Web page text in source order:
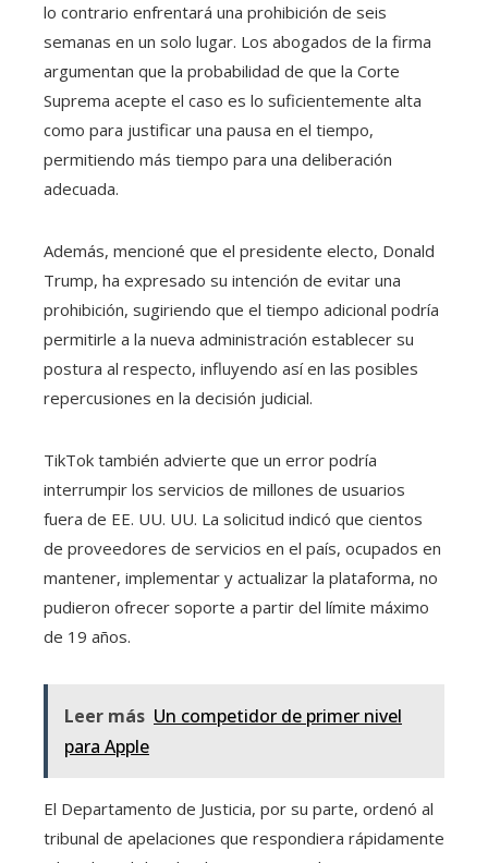
lo contrario enfrentará una prohibición de seis
semanas en un solo lugar. Los abogados de la firma
argumentan que la probabilidad de que la Corte
Suprema acepte el caso es lo suficientemente alta
como para justificar una pausa en el tiempo,
permitiendo más tiempo para una deliberación
adecuada.
Además, mencioné que el presidente electo, Donald
Trump, ha expresado su intención de evitar una
prohibición, sugiriendo que el tiempo adicional podría
permitirle a la nueva administración establecer su
postura al respecto, influyendo así en las posibles
repercusiones en la decisión judicial.
TikTok también advierte que un error podría
interrumpir los servicios de millones de usuarios
fuera de EE. UU. UU. La solicitud indicó que cientos
de proveedores de servicios en el país, ocupados en
mantener, implementar y actualizar la plataforma, no
pudieron ofrecer soporte a partir del límite máximo
de 19 años.
Leer más Un competidor de primer nivel
para Apple
El Departamento de Justicia, por su parte, ordenó al
tribunal de apelaciones que respondiera rápidamente